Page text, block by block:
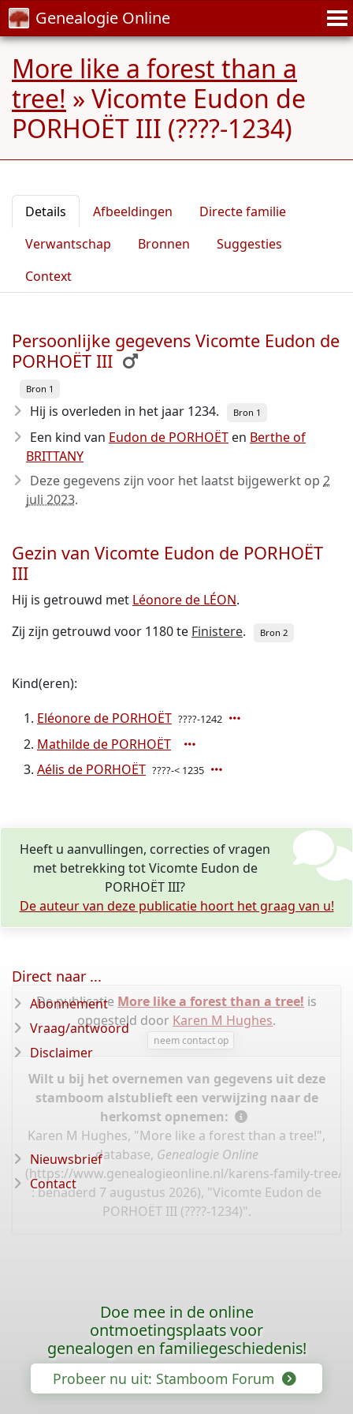
Genealogie Online
More like a forest than a
tree! » Vicomte Eudon de
PORHOËT III (????-1234)
Details Afbeeldingen
Directe familie
Verwantschap
Bronnen
Suggesties
Context
Persoonlijke gegevens Vicomte Eudon de
PORHOËT III
Bron 1
Hij is overleden in het jaar 1234. Bron 1
Een kind van Eudon de PORHOËT en Berthe of
BRITTANY
Deze gegevens zijn voor het laatst bijgewerkt op 2
juli 2023.
Gezin van Vicomte Eudon de PORHOËT
III
Hij is getrouwd met Léonore de LÉON.
Zij zijn getrouwd voor 1180 te Finistere. Bron 2
Kind(eren):
Eléonore de PORHOËT ????-1242
Mathilde de PORHOËT
Aélis de PORHOËT ????-< 1235
Heeft u aanvullingen, correcties of vragen
met betrekking tot Vicomte Eudon de
PORHOËT III?
De auteur van deze publicatie hoort het graag van u!
De publicatie More like a forest than a tree! is
opgesteld door Karen M Hughes.
neem contact op
Wilt u bij het overnemen van gegevens uit deze
stamboom alstublieft een verwijzing naar de
herkomst opnemen:
Karen M Hughes, "More like a forest than a tree!",
database, Genealogie Online
(https://www.genealogieonline.nl/karens-family-tree/
: benaderd 7 augustus 2026), "Vicomte Eudon de
PORHOËT III (????-1234)".
Direct naar ...
Abonnement
Vraag/antwoord
Disclaimer
Nieuwsbrief
Contact
Doe mee in de online
ontmoetingsplaats voor
genealogen en familiegeschiedenis!
Probeer nu uit: Stamboom Forum